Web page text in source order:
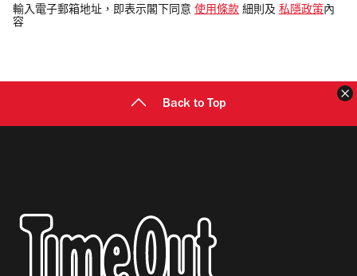
電
郵
輸入電子郵箱地址，即表示閣下同意 使用條款 細則及 私隱政策 內
容
Back to Top